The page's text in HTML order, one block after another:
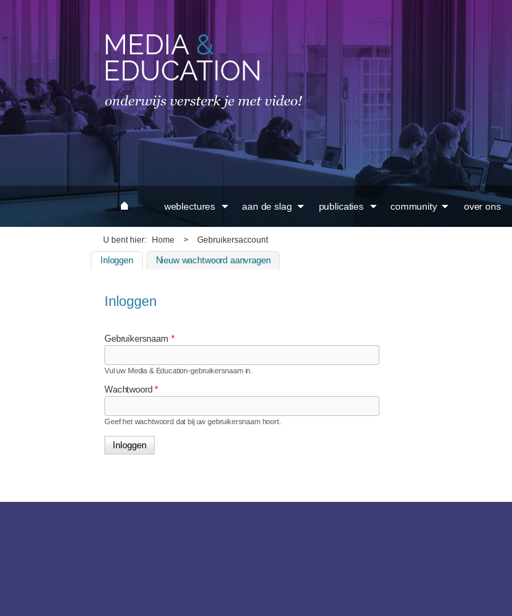
MAIN MENU
weblectures aan de slag publicaties community over ons
U bent hier Home > Gebruikersaccount
Inloggen(actieve tabblad)
Nieuw wachtwoord aanvragen
Inloggen
Gebruikersnaam *
Vul uw Media & Education-gebruikersnaam in.
Wachtwoord*
Geef het wachtwoord dat bij uw gebruikersnaam hoort.